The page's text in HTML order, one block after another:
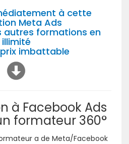
à cette
Meta Ads
autres formations en
illimité
imbattable
à Facebook Ads
formateur 360°
a de Meta/Facebook